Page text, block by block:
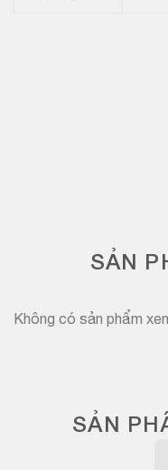
SẢN
Không có sản phẩm
SẢN